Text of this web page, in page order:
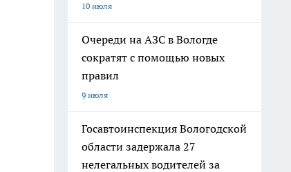
10 июля
Очереди на АЗС в Вологде
сократят с помощью новых
правил
9 июля
Госавтоинспекция Вологодской
области задержала 27
нелегальных водителей за